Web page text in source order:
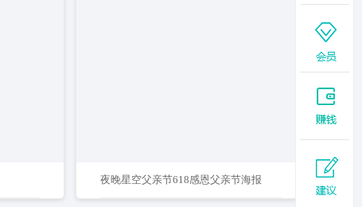
夜晚星空父亲节618感恩父亲节海报